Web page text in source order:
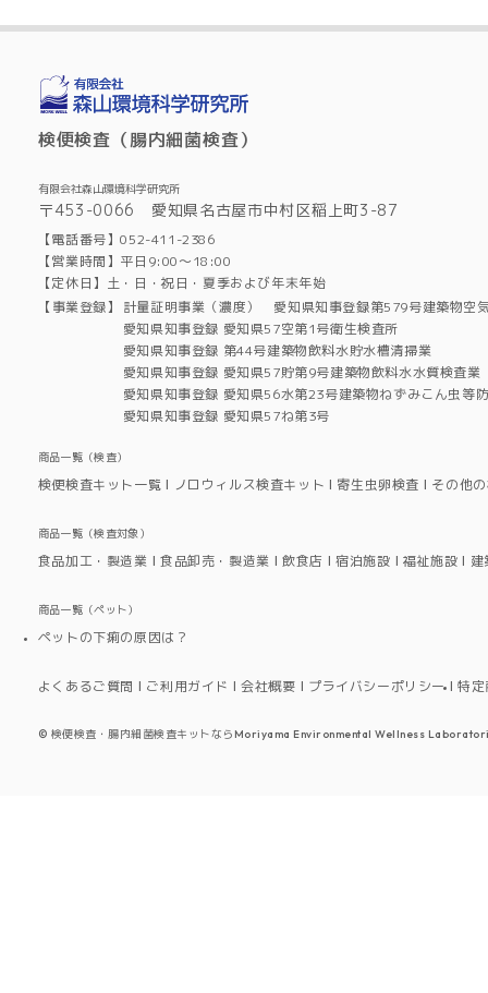
検便検査（腸内細菌検査）
有限会社森山環境科学研究所
〒453-0066 愛知県名古屋市中村区稲上町3-87
【電話番号】052-411-2386
【営業時間】平日9:00～18:00
【定休日】土・日・祝日・夏季および年末年始
【事業登録】
計量証明事業（濃度） 愛知県知事登録第579号建築物空
愛知県知事登録 愛知県57空第1号衛生検査所
愛知県知事登録 第44号建築物飲料水貯水槽清掃業
愛知県知事登録 愛知県57貯第9号建築物飲料水水質検査業
愛知県知事登録 愛知県56水第23号建築物ねずみこん虫等
愛知県知事登録 愛知県57ね第3号
商品一覧（検査）
検便検査キット一覧 ノロウィルス検査キット 寄生虫卵検査 その他
商品一覧（検査対象）
食品加工・製造業 食品卸売・製造業 飲食店 宿泊施設 福祉施設
商品一覧（ペット）
ペットの下痢の原因は？
よくあるご質問 ご利用ガイド 会社概要 プライバシーポリシー 特
© 検便検査・腸内細菌検査キットならMoriyama Environmental Wellness